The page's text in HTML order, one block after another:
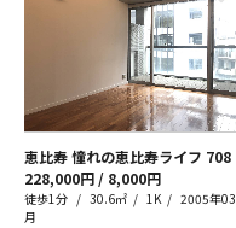
恵比寿 憧れの恵比寿ライフ 708
228,000円 / 8,000円
徒歩1分 30.6㎡ 1K
2005年03
月